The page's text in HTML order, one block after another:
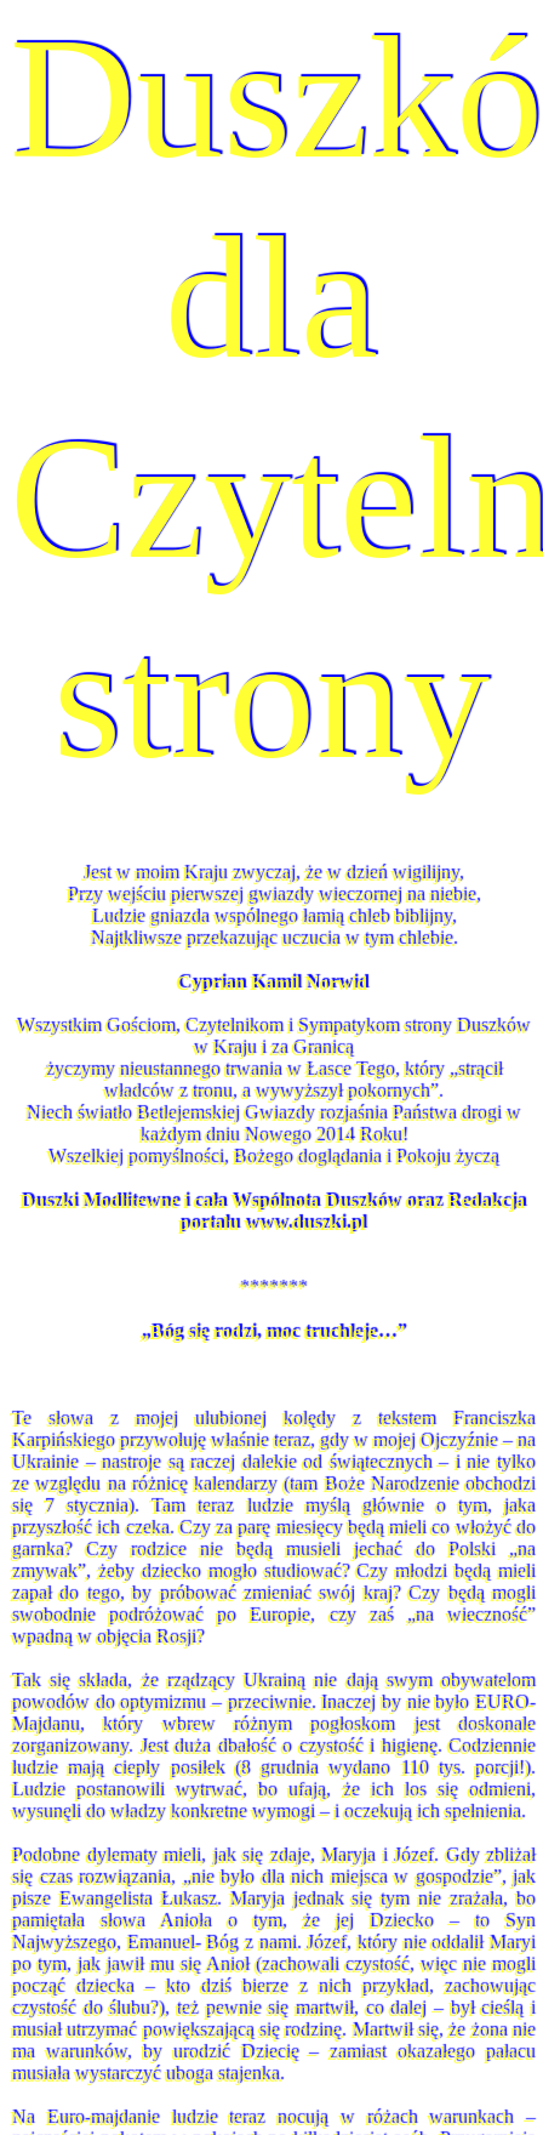
dla
strony
Jest w moim Kraju zwyczaj, że w dzień wigilijny,
Przy wejściu pierwszej gwiazdy wieczornej na niebie,
Ludzie gniazda wspólnego łamią chleb biblijny,
Najtkliwsze przekazując uczucia w tym chlebie.
Cyprian Kamil Norwid
Wszystkim Gościom, Czytelnikom i Sympatykom strony Duszków
w Kraju i za Granicą
życzymy nieustannego trwania w Łasce Tego, który „strącił
władców z tronu, a wywyższył pokornych”.
Niech światło Betlejemskiej Gwiazdy rozjaśnia Państwa drogi w
każdym dniu Nowego 2014 Roku!
Wszelkiej pomyślności, Bożego doglądania i Pokoju życzą
Duszki Modlitewne i cała Wspólnota Duszków oraz Redakcja
portalu www.duszki.pl
*******
„Bóg się rodzi, moc truchleje…”
Te słowa z mojej ulubionej kolędy z tekstem Franciszka
Karpińskiego przywołuję właśnie teraz, gdy w mojej Ojczyźnie – na
Ukrainie – nastroje są raczej dalekie od świątecznych – i nie tylko
ze względu na różnicę kalendarzy (tam Boże Narodzenie obchodzi
się 7 stycznia). Tam teraz ludzie myślą głównie o tym, jaka
przyszłość ich czeka. Czy za parę miesięcy będą mieli co włożyć do
garnka? Czy rodzice nie będą musieli jechać do Polski „na
zmywak”, żeby dziecko mogło studiować? Czy młodzi będą mieli
zapał do tego, by próbować zmieniać swój kraj? Czy będą mogli
swobodnie podróżować po Europie, czy zaś „na wieczność”
wpadną w objęcia Rosji?
Tak się składa, że rządzący Ukrainą nie dają swym obywatelom
powodów do optymizmu – przeciwnie. Inaczej by nie było EURO-
Majdanu, który wbrew różnym pogłoskom jest doskonale
zorganizowany. Jest duża dbałość o czystość i higienę. Codziennie
ludzie mają ciepły posiłek (8 grudnia wydano 110 tys. porcji!).
Ludzie postanowili wytrwać, bo ufają, że ich los się odmieni,
wysunęli do władzy konkretne wymogi – i oczekują ich spełnienia.
Podobne dylematy mieli, jak się zdaje, Maryja i Józef. Gdy zbliżał
się czas rozwiązania, „nie było dla nich miejsca w gospodzie”, jak
pisze Ewangelista Łukasz. Maryja jednak się tym nie zrażała, bo
pamiętała słowa Anioła o tym, że jej Dziecko – to Syn
Najwyższego, Emanuel- Bóg z nami. Józef, który nie oddalił Maryi
po tym, jak jawił mu się Anioł (zachowali czystość, więc nie mogli
począć dziecka – kto dziś bierze z nich przykład, zachowując
czystość do ślubu?), też pewnie się martwił, co dalej – był cieślą i
musiał utrzymać powiększającą się rodzinę. Martwił się, że żona nie
ma warunków, by urodzić Dziecię – zamiast okazałego pałacu
musiała wystarczyć uboga stajenka.
Na Euro-majdanie ludzie teraz nocują w różach warunkach –